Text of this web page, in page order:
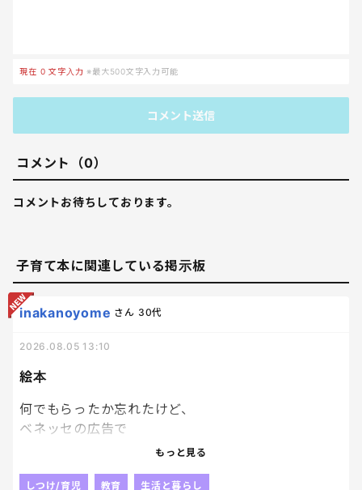
現在 0 文字入力 ※最大500文字入力可能
コメント送信
コメント（0）
コメントお待ちしております。
子育て本に関連している掲示板
絵本
inakanoyome さん 30代
2026.08.05 13:10
何でもらったか忘れたけど、
ベネッセの広告で
どうせぺらっぺらの本が届くんだろうな、
もっと見る
しつけ/育児 教育 生活と暮らし